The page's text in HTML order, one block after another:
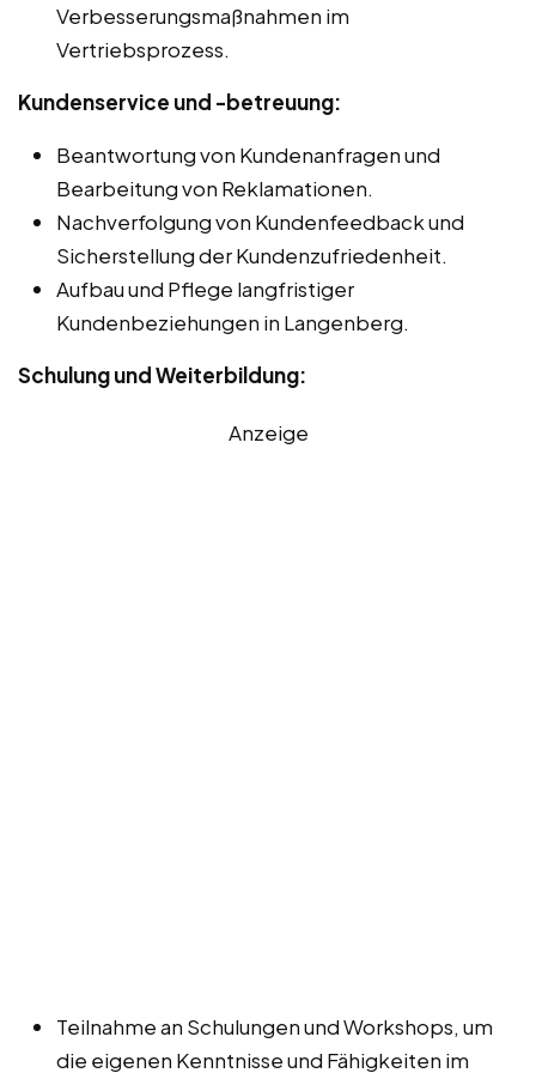
Verbesserungsmaßnahmen im
Vertriebsprozess.
Kundenservice und -betreuung:
Beantwortung von Kundenanfragen und
Bearbeitung von Reklamationen.
Nachverfolgung von Kundenfeedback und
Sicherstellung der Kundenzufriedenheit.
Aufbau und Pflege langfristiger
Kundenbeziehungen in Langenberg.
Schulung und Weiterbildung:
Anzeige
Teilnahme an Schulungen und Workshops, um
die eigenen Kenntnisse und Fähigkeiten im